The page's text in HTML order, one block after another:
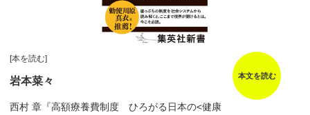
[本を読む]
岩本菜々
西村 章『高額療養費制度 ひろがる日本の<健康
本文を読む